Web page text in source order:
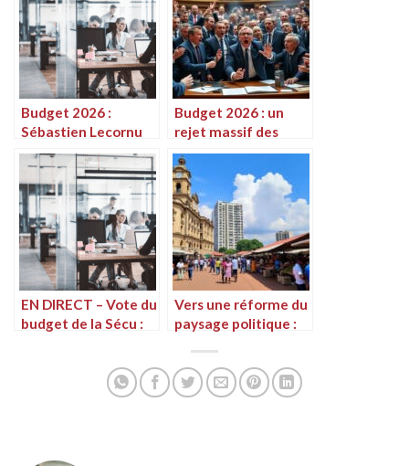
Budget 2026 :
Sébastien Lecornu
concède face au PS
pour tenter de
légitimer un
éventuel passage en
force
Budget 2026 : un
rejet massif des
députés à
l’Assemblée
nationale
EN DIRECT – Vote du
budget de la Sécu :
majorité engagée et
Vers une réforme du
paysage politique :
de Députés ?